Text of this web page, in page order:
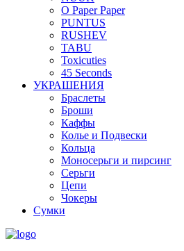
O Paper Paper
PUNTUS
RUSHEV
TABU
Toxicuties
45 Seconds
УКРАШЕНИЯ
Браслеты
Броши
Каффы
Колье и Подвески
Кольца
Моносерьги и пирсинг
Серьги
Цепи
Чокеры
Сумки